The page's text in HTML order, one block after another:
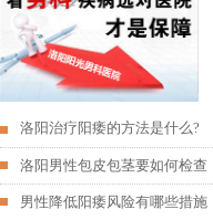
洛阳治疗阳痿的方法是什么?
洛阳男性包皮包茎要如何检查
男性降低阳痿风险有哪些措施